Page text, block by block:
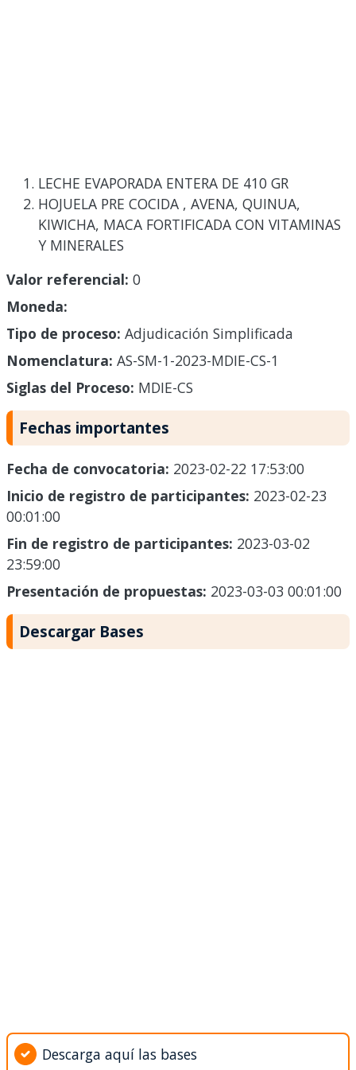
LECHE EVAPORADA ENTERA DE 410 GR
HOJUELA PRE COCIDA , AVENA, QUINUA,
KIWICHA, MACA FORTIFICADA CON VITAMINAS
Y MINERALES
Valor referencial: 0
Moneda:
Tipo de proceso: Adjudicación Simplificada
Nomenclatura: AS-SM-1-2023-MDIE-CS-1
Siglas del Proceso: MDIE-CS
Fechas importantes
Fecha de convocatoria: 2023-02-22 17:53:00
Inicio de registro de participantes: 2023-02-23
00:01:00
Fin de registro de participantes: 2023-03-02
23:59:00
Presentación de propuestas: 2023-03-03 00:01:00
Descargar Bases
Descarga aquí las bases